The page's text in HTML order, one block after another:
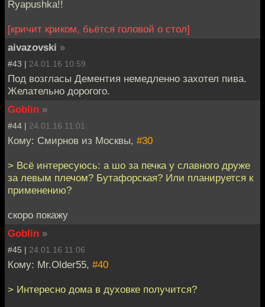
Ryapushka!!
[кричит криком, бьётся головой о стол]
aivazovski »
#43 | 24.01.16 10:59
Под возгласы Дементия немедленно захотел пива.
Желательно дорогого.
Goblin »
#44 | 24.01.16 11:01
Кому: Смирнов из Москвы, #30
> Всё интересуюсь: а шо за печка у славного друже
за левым плечом? Бутафорская? Или планируется к
применению?
скоро покажу
Goblin »
#45 | 24.01.16 11:06
Кому: Mr.Older55, #40
> Интересно дома в духовке получится?